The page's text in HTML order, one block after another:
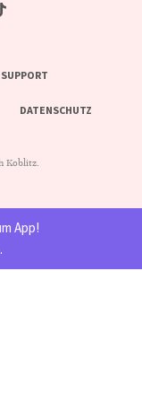
DATENSCHUTZ
Koblitz.
App!
.